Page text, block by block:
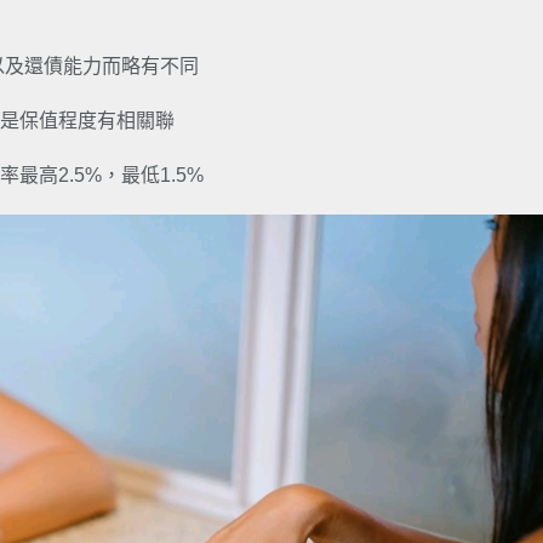
還債能力而略有不同
保值程度有相關聯
最高2.5%，最低1.5%